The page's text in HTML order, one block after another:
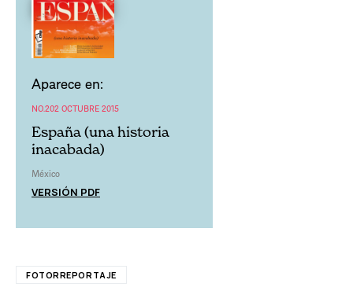
Aparece en:
NO.202 OCTUBRE 2015
España (una historia
inacabada)
México
VERSIÓN PDF
FOTORREPORTAJE